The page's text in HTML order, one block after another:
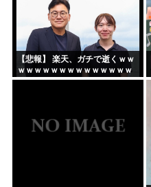
【悲報】 楽天、ガチで逝くｗｗ
ｗｗｗｗｗｗｗｗｗｗｗｗｗｗ
ｗｗｗｗ